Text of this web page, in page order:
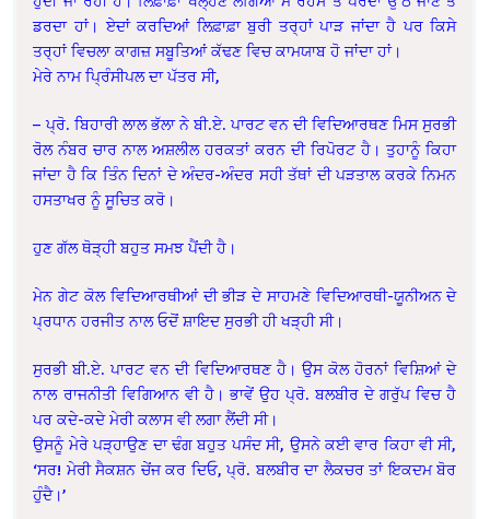
ਡਰਦਾ ਹਾਂ। ਏਦਾਂ ਕਰਦਿਆਂ ਲਿਫ਼ਾਫ਼ਾ ਬੁਰੀ ਤਰ੍ਹਾਂ ਪਾੜ ਜਾਂਦਾ ਹੈ ਪਰ ਕਿਸੇ
ਤਰ੍ਹਾਂ ਵਿਚਲਾ ਕਾਗਜ਼ ਸਬੂਤਿਆਂ ਕੱਢਣ ਵਿਚ ਕਾਮਯਾਬ ਹੋ ਜਾਂਦਾ ਹਾਂ।
ਮੇਰੇ ਨਾਮ ਪ੍ਰਿੰਸੀਪਲ ਦਾ ਪੱਤਰ ਸੀ,
– ਪ੍ਰੋ. ਬਿਹਾਰੀ ਲਾਲ ਭੱਲਾ ਨੇ ਬੀ.ਏ. ਪਾਰਟ ਵਨ ਦੀ ਵਿਦਿਆਰਥਣ ਮਿਸ ਸੁਰਭੀ
ਰੋਲ ਨੰਬਰ ਚਾਰ ਨਾਲ ਅਸ਼ਲੀਲ ਹਰਕਤਾਂ ਕਰਨ ਦੀ ਰਿਪੋਰਟ ਹੈ। ਤੁਹਾਨੂੰ ਕਿਹਾ
ਜਾਂਦਾ ਹੈ ਕਿ ਤਿੰਨ ਦਿਨਾਂ ਦੇ ਅੰਦਰ-ਅੰਦਰ ਸਹੀ ਤੱਥਾਂ ਦੀ ਪੜਤਾਲ ਕਰਕੇ ਨਿਮਨ
ਹਸਤਾਖਰ ਨੂੰ ਸੂਚਿਤ ਕਰੋ।
ਹੁਣ ਗੱਲ ਥੋੜ੍ਹੀ ਬਹੁਤ ਸਮਝ ਪੈਂਦੀ ਹੈ।
ਮੇਨ ਗੇਟ ਕੋਲ ਵਿਦਿਆਰਥੀਆਂ ਦੀ ਭੀੜ ਦੇ ਸਾਹਮਣੇ ਵਿਦਿਆਰਥੀ-ਯੂਨੀਅਨ ਦੇ
ਪ੍ਰਧਾਨ ਹਰਜੀਤ ਨਾਲ ਓਦੋਂ ਸ਼ਾਇਦ ਸੁਰਭੀ ਹੀ ਖੜ੍ਹੀ ਸੀ।
ਸੁਰਭੀ ਬੀ.ਏ. ਪਾਰਟ ਵਨ ਦੀ ਵਿਦਿਆਰਥਣ ਹੈ। ਉਸ ਕੋਲ ਹੋਰਨਾਂ ਵਿਸ਼ਿਆਂ ਦੇ
ਨਾਲ ਰਾਜਨੀਤੀ ਵਿਗਿਆਨ ਵੀ ਹੈ। ਭਾਵੇਂ ਉਹ ਪ੍ਰੋ. ਬਲਬੀਰ ਦੇ ਗਰੁੱਪ ਵਿਚ ਹੈ
ਪਰ ਕਦੇ-ਕਦੇ ਮੇਰੀ ਕਲਾਸ ਵੀ ਲਗਾ ਲੈਂਦੀ ਸੀ।
ਉਸਨੂੰ ਮੇਰੇ ਪੜ੍ਹਾਉਣ ਦਾ ਢੰਗ ਬਹੁਤ ਪਸੰਦ ਸੀ, ਉਸਨੇ ਕਈ ਵਾਰ ਕਿਹਾ ਵੀ ਸੀ,
‘ਸਰ! ਮੇਰੀ ਸੈਕਸ਼ਨ ਚੇਂਜ ਕਰ ਦਿਓ, ਪ੍ਰੋ. ਬਲਬੀਰ ਦਾ ਲੈਕਚਰ ਤਾਂ ਇਕਦਮ ਬੋਰ
ਹੁੰਦੈ।’